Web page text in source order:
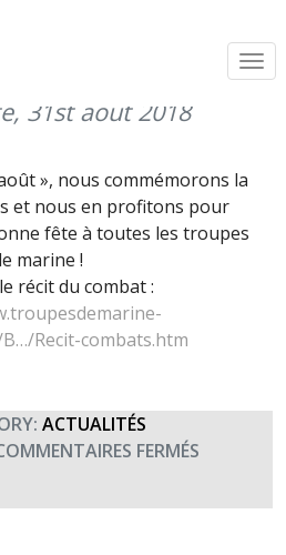
de Bazeilles (31
31st août 2018
», nous commémorons la
et nous en profitons pour
fête à toutes les troupes
marine !
récit du combat :
Recit-combats.htm
ACTUALITÉS
FERMÉS
DE